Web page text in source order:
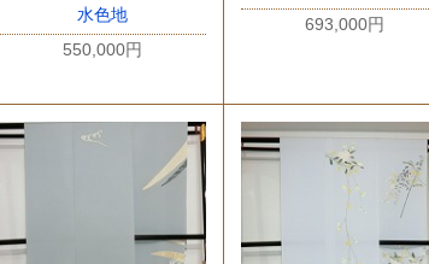
水色地
550,000円
693,000円